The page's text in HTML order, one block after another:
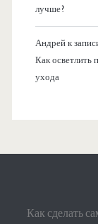
лучше?
Андрейк
Как осветлить
ухода
Как сделать